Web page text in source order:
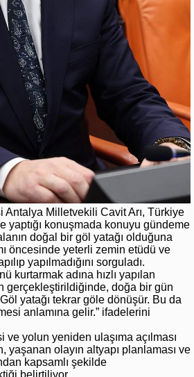
Antalya Milletvekili Cavit Arı, Türkiye
yaptığı konuşmada konuyu gündeme
doğal bir göl yatağı olduğuna
öncesinde yeterli zemin etüdü ve
yapılmadığını sorguladı.
kurtarmak adına hızlı yapılan
gerçekleştirildiğinde, doğa bir gün
Göl yatağı tekrar göle dönüşür. Bu da
anlamına gelir.” ifadelerini
yolun yeniden ulaşıma açılması
yaşanan olayın altyapı planlaması ve
kapsamlı şekilde